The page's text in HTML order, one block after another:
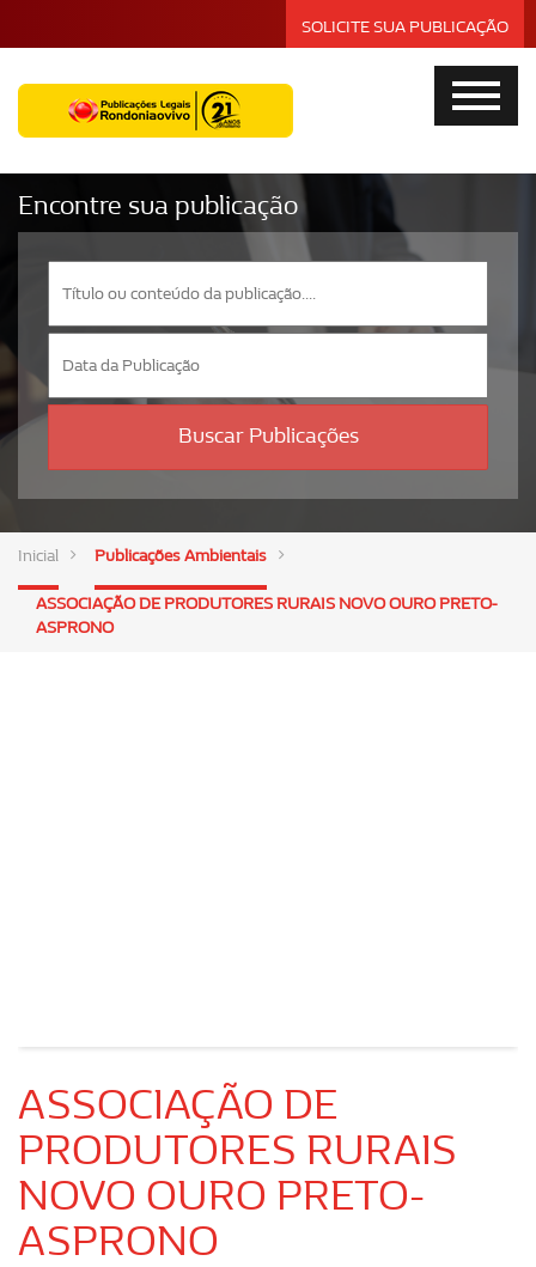
SOLICITE SUA PUBLICAÇÃO
Encontre sua publicação
Buscar Publicações
Inicial Publicações Ambientais
ASSOCIAÇÃO DE PRODUTORES RURAIS NOVO OURO PRETO-
ASPRONO
ASSOCIAÇÃO DE
PRODUTORES RURAIS
NOVO OURO PRETO-
ASPRONO